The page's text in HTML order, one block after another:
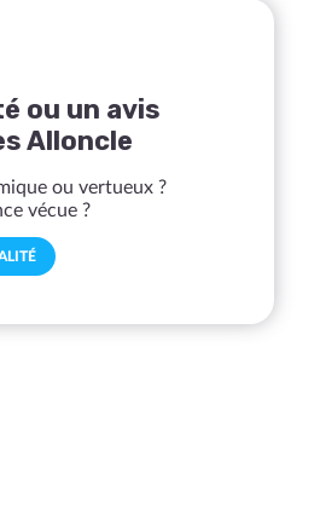
ou un avis
Alloncle
ou vertueux ?
vécue ?